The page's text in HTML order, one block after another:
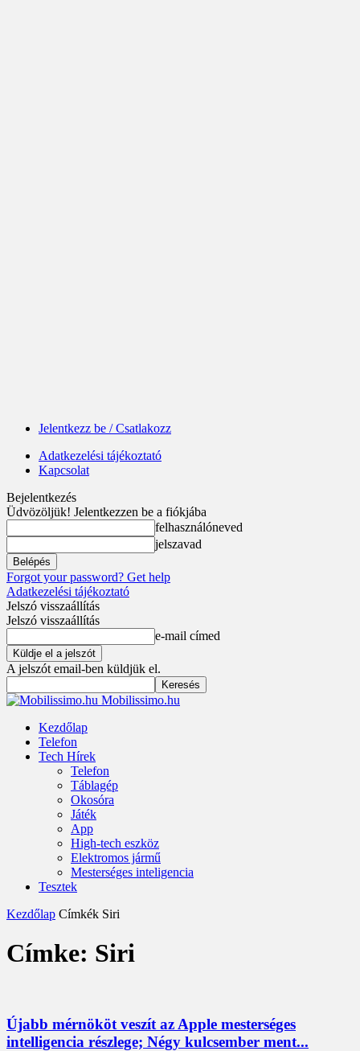
Jelentkezz be / Csatlakozz
Adatkezelési tájékoztató
Kapcsolat
Bejelentkezés
Üdvözöljük! Jelentkezzen be a fiókjába
felhasználóneved
jelszavad
Forgot your password? Get help
Adatkezelési tájékoztató
Jelszó visszaállítás
Jelszó visszaállítás
e-mail címed
A jelszót email-ben küldjük el.
Mobilissimo.hu
Kezdőlap
Telefon
Tech Hírek
Telefon
Táblagép
Okosóra
Játék
App
High-tech eszköz
Elektromos jármű
Mesterséges inteligencia
Tesztek
Kezdőlap Címkék Siri
Címke: Siri
Újabb mérnököt veszít az Apple mesterséges
intelligencia részlege; Négy kulcsember ment...